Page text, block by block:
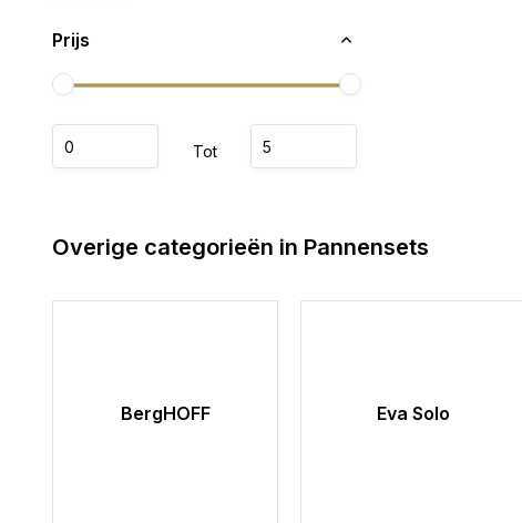
Prijs
Tot
Overige categorieën in Pannensets
BergHOFF Eva Solo